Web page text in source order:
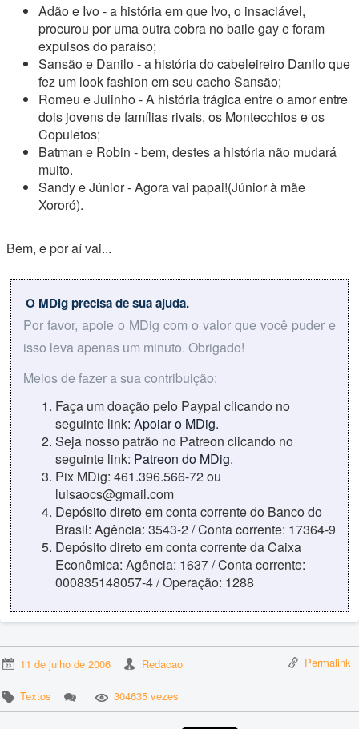
Adão e Ivo - a história em que Ivo, o insaciável,
procurou por uma outra cobra no baile gay e foram
expulsos do paraíso;
Sansão e Danilo - a história do cabeleireiro Danilo que
fez um look fashion em seu cacho Sansão;
Romeu e Julinho - A história trágica entre o amor entre
dois jovens de famílias rivais, os Montecchios e os
Copuletos;
Batman e Robin - bem, destes a história não mudará
muito.
Sandy e Júnior - Agora vai papai!(Júnior à mãe
Xororó).
Bem, e por aí vai...
O MDig precisa de sua ajuda.
Por favor, apoie o MDig com o valor que você puder e
isso leva apenas um minuto. Obrigado!
Meios de fazer a sua contribuição:
Faça um doação pelo Paypal clicando no
seguinte link: Apoiar o MDig.
Seja nosso patrão no Patreon clicando no
seguinte link: Patreon do MDig.
Pix MDig: 461.396.566-72 ou
luisaocs@gmail.com
Depósito direto em conta corrente do Banco do
Brasil: Agência: 3543-2 / Conta corrente: 17364-9
Depósito direto em conta corrente da Caixa
Econômica: Agência: 1637 / Conta corrente:
000835148057-4 / Operação: 1288
11 de julho de 2006 Redacao Permalink
Textos 304635 vezes